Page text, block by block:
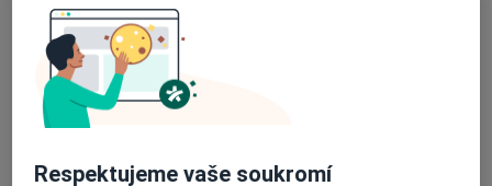
Dětská kardiologická ambulance
Havlíčkova 660,
Přiblížit mapuse otevře v nové záložce
Respektujeme vaše soukromí